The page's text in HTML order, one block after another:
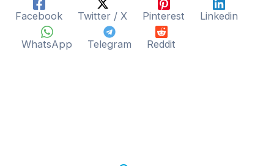
Facebook Twitter / X Pinterest Linkedin
WhatsApp Telegram Reddit